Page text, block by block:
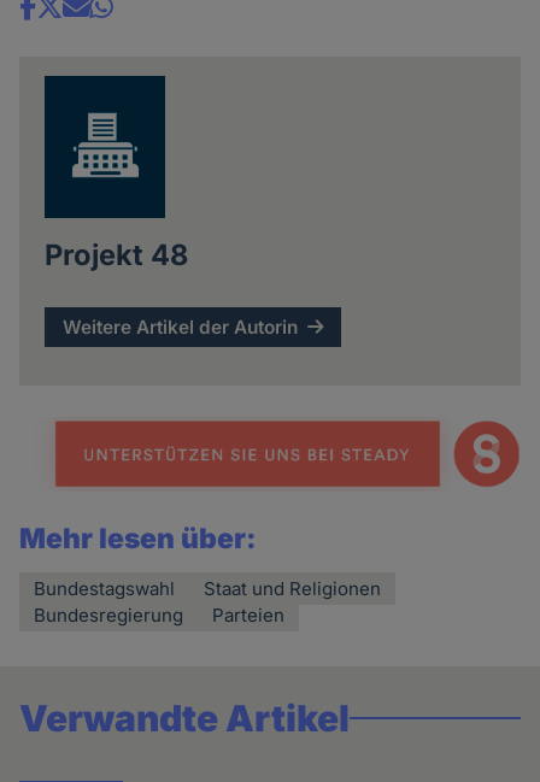
Share
Projekt 48
Weitere Artikel der Autorin
Mehr lesen über:
Bundestagswahl
Staat und Religionen
Bundesregierung
Parteien
Verwandte Artikel